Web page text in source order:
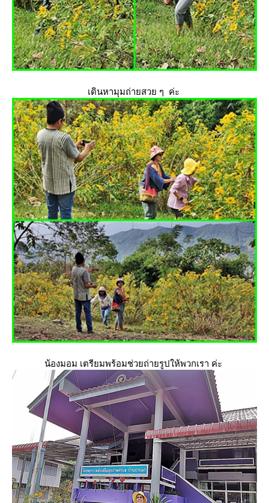
เดินหามุมถ่ายสวย ๆ ค่ะ
น้องมอม เตรียมพร้อมช่วยถ่ายรูปให้พวกเรา ค่ะ